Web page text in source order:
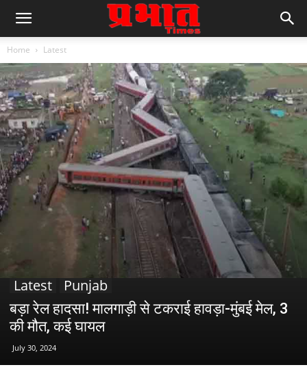
Home Latest
Latest Punjab
बड़ा रेल हादसा! मालगाड़ी से टकराई हावड़ा-मुंबई मेल, 3
की मौत, कई घायल
July 30, 2024